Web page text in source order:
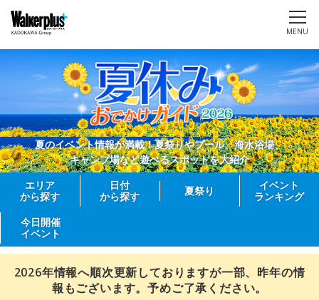
MENU
夏のイベント情報が満載！夏祭りやプール、海水浴場、
キャンプ場など遊べるスポットを大紹介
エリア
から探す
日付
から探す
夏祭り
イベント
ランキング
今日開催
イベント
2026年情報へ順次更新しておりますが一部、昨年の情
報もございます。予めご了承ください。